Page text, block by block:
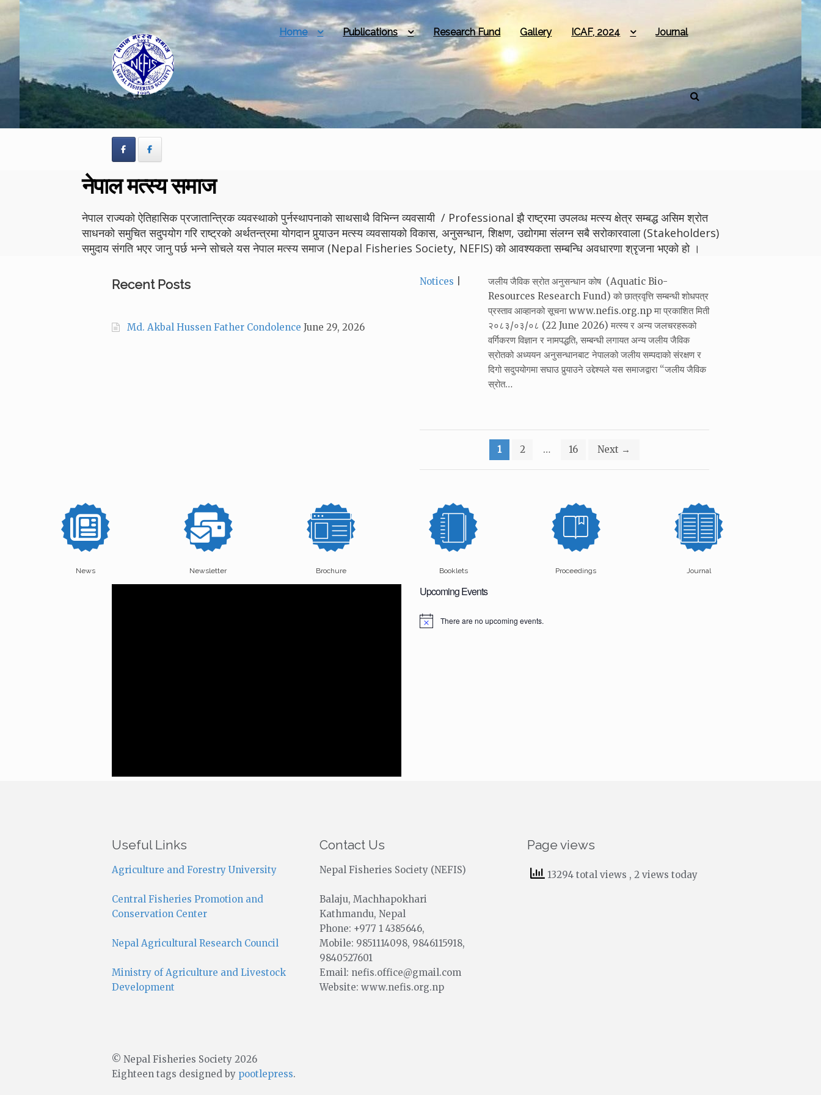
Skip
to
navigation
Skip
to
content
Home Publications Research Fund Gallery ICAF, 2024 Journal
नेपाल मत्स्य समाज
नेपाल राज्यको ऐतिहासिक प्रजातान्त्रिक व्यवस्थाको पुर्नस्थापनाको साथसाथै विभिन्न व्यवसायी / Professional झै राष्ट्रमा उपलव्ध मत्स्य क्षेत्र सम्बद्ध असिम श्रोत
साधनको समुचित सदुपयोग गरि राष्ट्रको अर्थतन्त्रमा योगदान पुर्‍याउन मत्स्य व्यवसायको विकास, अनुसन्धान, शिक्षण, उद्योगमा संलग्न सबै सरोकारवाला (Stakeholders)
समुदाय संगति भएर जानु पर्छ भन्ने सोचले यस नेपाल मत्स्य समाज (Nepal Fisheries Society, NEFIS) को आवश्यकता सम्बन्धि अवधारणा श्रृजना भएको हो ।
Recent Posts
Md. Akbal Hussen Father Condolence June 29, 2026
Categories:
Notices
जलीय जैविक स्रोत अनुसन्धान कोष (Aquatic Bio-
Resources Research Fund) को छात्रवृत्ति सम्बन्धी शोधपत्र
प्रस्ताव आव्हानको सूचना www.nefis.org.np मा प्रकाशित मिती
२०८३/०३/०८ (22 June 2026) मत्स्य र अन्य जलचरहरूको
वर्गिकरण विज्ञान र नामपद्धति‚ सम्बन्धी लगायत अन्य जलीय जैविक
स्रोतको अध्ययन अनुसन्धानबाट नेपालको जलीय सम्पदाको संरक्षण र
दिगो सदुपयोगमा सघाउ पुर्‍याउने उद्देश्यले यस समाजद्वारा “जलीय जैविक
स्रोत…
pagination
1 2 … 16 Next →
News Newsletter Brochure Booklets Proceedings Journal
Upcoming Events
N
There are no upcoming events.
Useful Links
Agriculture and Forestry University
Central Fisheries Promotion and
Conservation Center
Nepal Agricultural Research Council
Ministry of Agriculture and Livestock
Development
Contact Us
Nepal Fisheries Society (NEFIS)
Balaju, Machhapokhari
Kathmandu, Nepal
Phone: +977 1 4385646,
Mobile: 9851114098, 9846115918,
9840527601
Email: nefis.office@gmail.com
Website: www.nefis.org.np
Page views
13294 total views , 2 views today
© Nepal Fisheries Society 2026
Eighteen tags designed by pootlepress.